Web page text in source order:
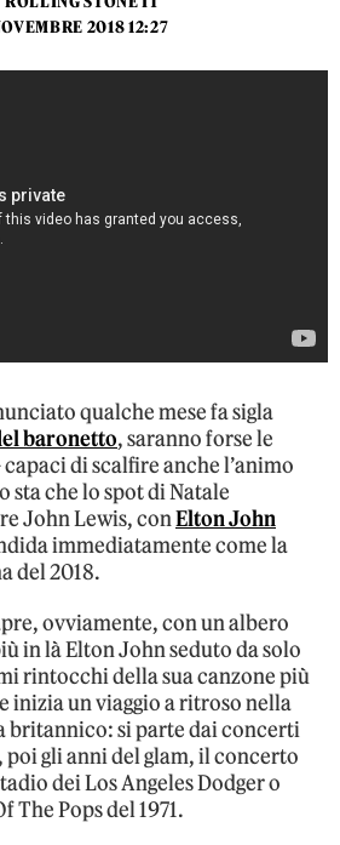
2018 12:27
qualche mese fa sigla
baronetto, saranno forse le
capaci di scalfire anche l’animo
sta che lo spot di Natale
John Lewis, conElton John
immediatamente come la
del 2018.
ovviamente, con un albero
in là Elton John seduto da solo
rintocchi della sua canzone più
inizia un viaggio a ritroso nella
britannico: si parte dai concerti
poi gli anni del glam, il concerto
dei Los Angeles Dodger o
The Pops del 1971.